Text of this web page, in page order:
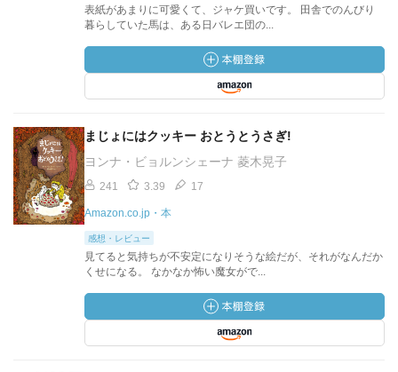
表紙があまりに可愛くて、ジャケ買いです。 田舎でのんびり
暮らしていた馬は、ある日バレエ団の...
まじょにはクッキー おとうとうさぎ!
ヨンナ・ビョルンシェーナ 菱木晃子
241 3.39 17
Amazon.co.jp・本
感想・レビュー
見てると気持ちが不安定になりそうな絵だが、それがなんだか
くせになる。 なかなか怖い魔女がで...